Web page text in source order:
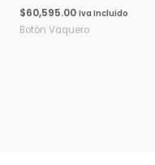
$60,595.00 Iva Incluido
Botón Vaquero